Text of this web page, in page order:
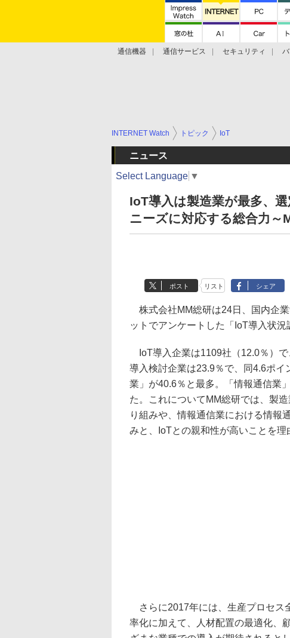
通信機器 通信サービス セキュリティ
INTERNET Watch トピック IoT
ニュース
Select Language ▼
IoT導入は製造業が最多、
ニーズに対応する総合力～
ポスト リスト シェア
株式会社MM総研は24日、国内企
ットでアンケートした「IoT導入状況
IoT導入企業は1109社（12.0％）で
導入検討企業は23.9％で、同4.6ポ
業」が40.6％と最多。「情報通信業
た。これについてMM総研では、製
り組みや、情報通信業における情報
みと、IoTとの親和性が高いことを理
さらに2017年には、生産プロセス
率化に加えて、人材配置の最適化、